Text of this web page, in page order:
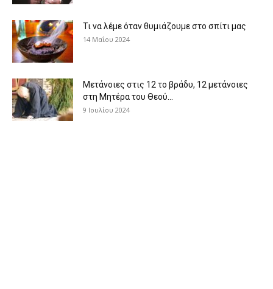
Τι να λέμε όταν θυμιάζουμε στο σπίτι μας
14 Μαΐου 2024
Μετάνοιες στις 12 το βράδυ, 12 μετάνοιες
στη Μητέρα του Θεού...
9 Ιουλίου 2024